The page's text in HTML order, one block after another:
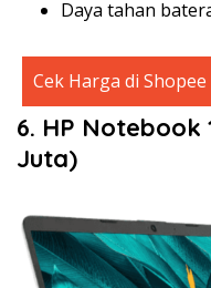
Daya tahan
Cek Harga di Shopee
6. HP Notebook
Juta)